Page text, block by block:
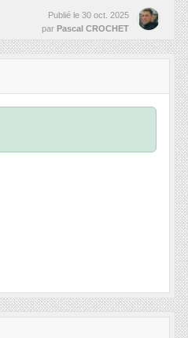
Publié le 30 oct. 2025
par Pascal CROCHET